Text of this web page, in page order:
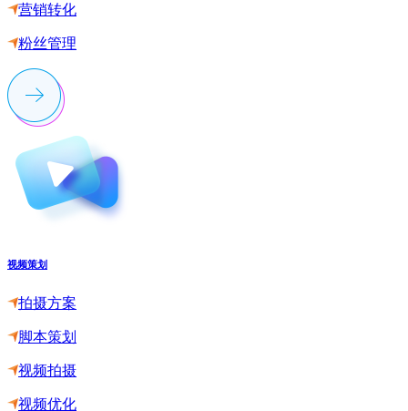
营销转化
粉丝管理
视频策划
拍摄方案
脚本策划
视频拍摄
视频优化